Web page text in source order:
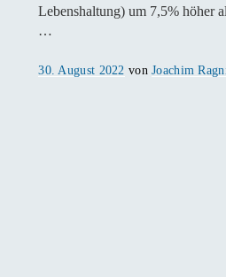
Lebenshaltung) um 7,5% höher
…
Veröffentlicht
30. August 2022 vonJoachim